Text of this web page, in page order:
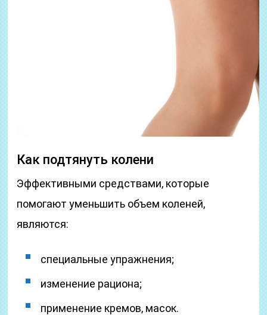
Как подтянуть колени
Эффективными средствами, которые
помогают уменьшить объем коленей,
являются:
специальные упражнения;
изменение рациона;
применение кремов, масок.